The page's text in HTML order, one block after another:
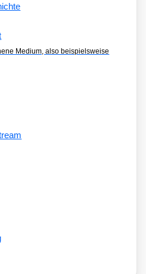
Medium, also beispielsweise